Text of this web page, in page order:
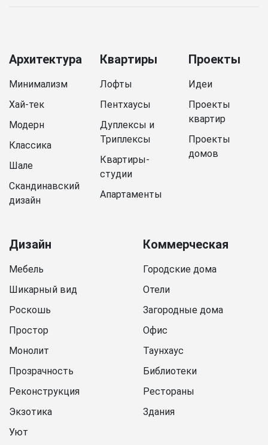
Архитектура
Минимализм
Хай-тек
Модерн
Классика
Шале
Скандинавский
дизайн
Квартиры
Лофты
Пентхаусы
Дуплексы и
Триплексы
Квартиры-
студии
Апартаменты
Проекты
Идеи
Проекты
квартир
Проекты
домов
Дизайн
Мебель
Шикарный вид
Роскошь
Простор
Монолит
Прозрачность
Реконструкция
Экзотика
Уют
Коммерческая
Городские дома
Отели
Загородные дома
Офис
Таунхаус
Библиотеки
Рестораны
Здания